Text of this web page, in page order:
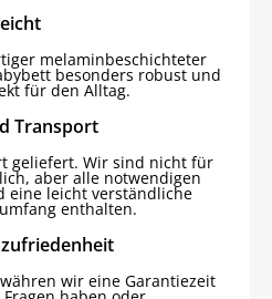
melaminbeschichteter
besonders robust und
für den Alltag.
Transport
geliefert. Wir sind nicht für
aber alle notwendigen
eine leicht verständliche
enthalten.
wir eine Garantiezeit